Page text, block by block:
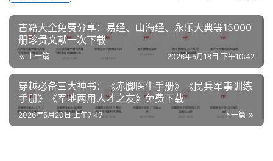
古籍大全免费分享：易经、山海经、永乐大典等15000
册珍贵文献一次下载
上一篇 2026年5月18日 下午10:42
穿越必备三大神书：《赤脚医生手册》《民兵军事训练
手册》《军地两用人才之友》免费下载
下一篇
2026年5月20日 上午7:47